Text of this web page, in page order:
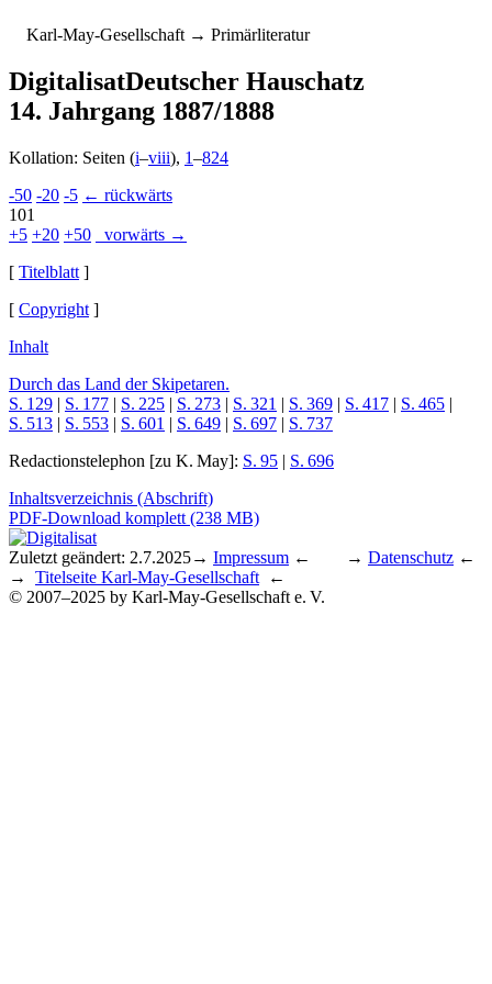
Karl-May-Gesellschaft → Primärliteratur
DigitalisatDeutscher Hauschatz
14. Jahrgang 1887/1888
Kollation: Seiten (i–viii), 1–824
-50 -20 -5 ← rückwärts
101
+5 +20 +50
vorwärts →
[ Titelblatt ]
[ Copyright ]
Inhalt
Durch das Land der Skipetaren.
S. 129 | S. 177 | S. 225 | S. 273 | S. 321 | S. 369 | S. 417 | S. 465 |
S. 513 | S. 553 | S. 601 | S. 649 | S. 697 | S. 737
Redactionstelephon [zu K. May]: S. 95 | S. 696
Inhaltsverzeichnis (Abschrift)
PDF-Download komplett (238 MB)
Zuletzt geändert: 2.7.2025→ Impressum ← → Datenschutz ←
→ Titelseite Karl-May-Gesellschaft ←
© 2007–2025 by Karl-May-Gesellschaft e. V.